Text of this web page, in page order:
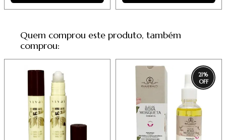
Quem comprou este produto, também
comprou:
21%